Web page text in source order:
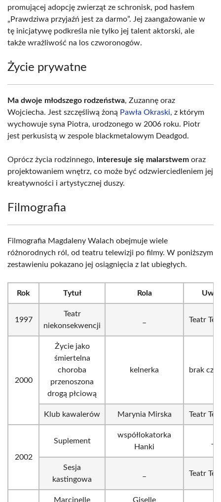
promującej adopcję zwierząt ze schronisk, pod hasłem
„Prawdziwa przyjaźń jest za darmo”. Jej zaangażowanie w
tę inicjatywę podkreśla nie tylko jej talent aktorski, ale
także wrażliwość na los czworonogów.
Życie prywatne
Ma dwoje młodszego rodzeństwa, Zuzannę oraz
Wojciecha. Jest szczęśliwą żoną Pawła Okraski, z którym
wychowuje syna Piotra, urodzonego w 2006 roku. Piotr
jest perkusistą w zespole blackmetalowym Deadgod.
Oprócz życia rodzinnego, interesuje się malarstwem oraz
projektowaniem wnętrz, co może być odzwierciedleniem jej
kreatywności i artystycznej duszy.
Filmografia
Filmografia Magdaleny Walach obejmuje wiele
różnorodnych ról, od teatru telewizji po filmy. W poniższym
zestawieniu pokazano jej osiągnięcia z lat ubiegłych.
Rok Tytuł Rola
1997
Teatr
niekonsekwencji
Teatr
2000
Życie jako
śmiertelna
choroba
przenoszona
drogą płciową
kelnerka brak
Klub kawalerów Marynia Mirska Teatr
2002
Suplement
współlokatorka
Hanki
Sesja
kastingowa
Teatr
Marcinelle Giselle